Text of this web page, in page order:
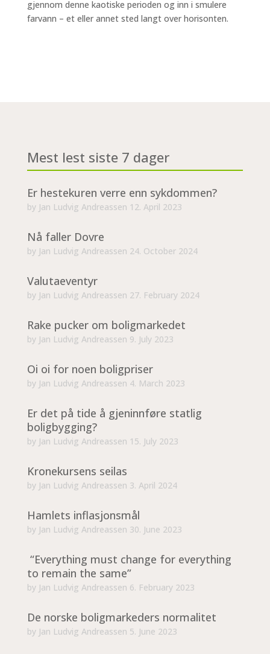
gjennom denne kaotiske perioden og inn i smulere
farvann – et eller annet sted langt over horisonten.
Mest lest siste 7 dager
Er hestekuren verre enn sykdommen?
by Jan Ludvig Andreassen 12. April 2023
Nå faller Dovre
by Jan Ludvig Andreassen 24. October 2024
Valutaeventyr
by Jan Ludvig Andreassen 27. February 2024
Rake pucker om boligmarkedet
by Jan Ludvig Andreassen 9. July 2023
Oi oi for noen boligpriser
by Jan Ludvig Andreassen 4. March 2023
Er det på tide å gjeninnføre statlig
boligbygging?
by Jan Ludvig Andreassen 15. July 2023
Kronekursens seilas
by Jan Ludvig Andreassen 3. April 2024
Hamlets inflasjonsmål
by Jan Ludvig Andreassen 30. June 2023
“Everything must change for everything
to remain the same”
by Jan Ludvig Andreassen 6. February 2023
De norske boligmarkeders normalitet
by Jan Ludvig Andreassen 5. June 2023